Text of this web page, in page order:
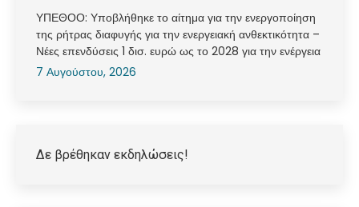
ΥΠΕΘΟΟ: Υποβλήθηκε το αίτημα για την ενεργοποίηση
της ρήτρας διαφυγής για την ενεργειακή ανθεκτικότητα –
Νέες επενδύσεις 1 δισ. ευρώ ως το 2028 για την ενέργεια
7 Αυγούστου, 2026
Δε βρέθηκαν εκδηλώσεις!